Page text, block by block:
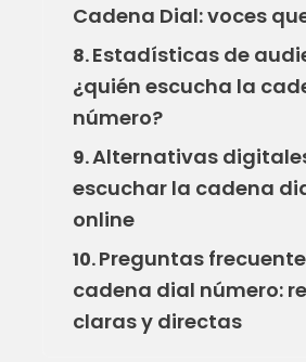
Cadena Dial: voces
8.Estadísticas de
¿quién escucha la
número?
9.Alternativas
escuchar la cadena
online
10.Preguntas
cadena dial número:
claras y directas